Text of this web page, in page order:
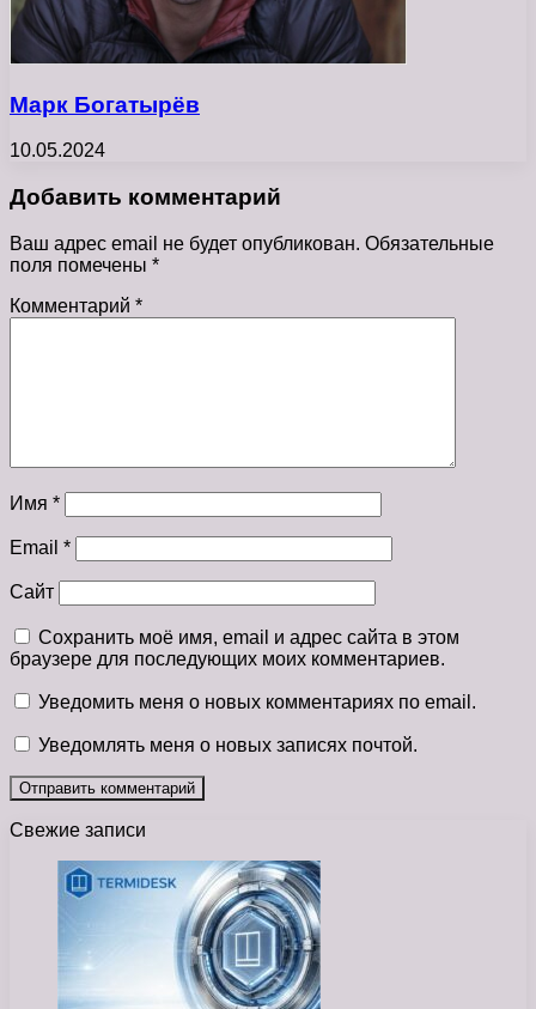
Марк Богатырёв
10.05.2024
Добавить комментарий
Ваш адрес email не будет опубликован. Обязательные
поля помечены *
Комментарий *
Имя *
Email *
Сайт
Сохранить моё имя, email и адрес сайта в этом
браузере для последующих моих комментариев.
Уведомить меня о новых комментариях по email.
Уведомлять меня о новых записях почтой.
Свежие записи